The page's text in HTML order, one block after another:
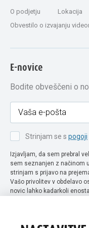
O podjetju Lokacija
Obvestilo o izvajanju
E-novice
Bodite obveščeni o
Strinjam se s pogoji
Izjavljam, da sem prebral
sem seznanjen z načinom
strinjam s prijavo na
Vašo privolitev v obdelavo
novic lahko kadarkoli